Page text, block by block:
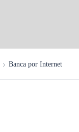
Banca por Internet